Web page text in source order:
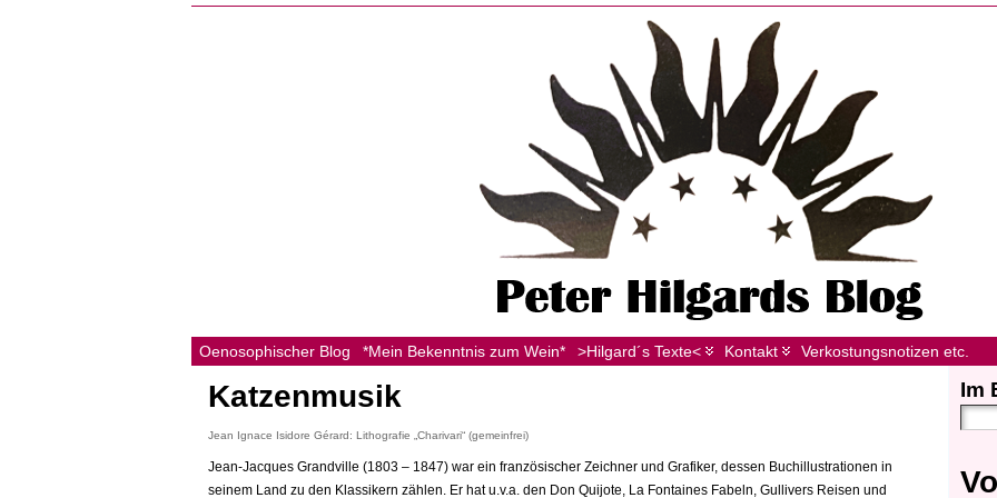
Oenosophischer Blog *Mein Bekenntnis zum Wein* >Hilgard´s Texte< Kontakt Verkostungsnotizen etc.
Katzenmusik
Jean Ignace Isidore Gérard: Lithografie „Charivari“ (gemeinfrei)
Jean-Jacques Grandville (1803 – 1847) war ein französischer Zeichner und Grafiker, dessen Buchillustrationen in
seinem Land zu den Klassikern zählen. Er hat u.v.a. den Don Quijote, La Fontaines Fabeln, Gullivers Reisen und
Im